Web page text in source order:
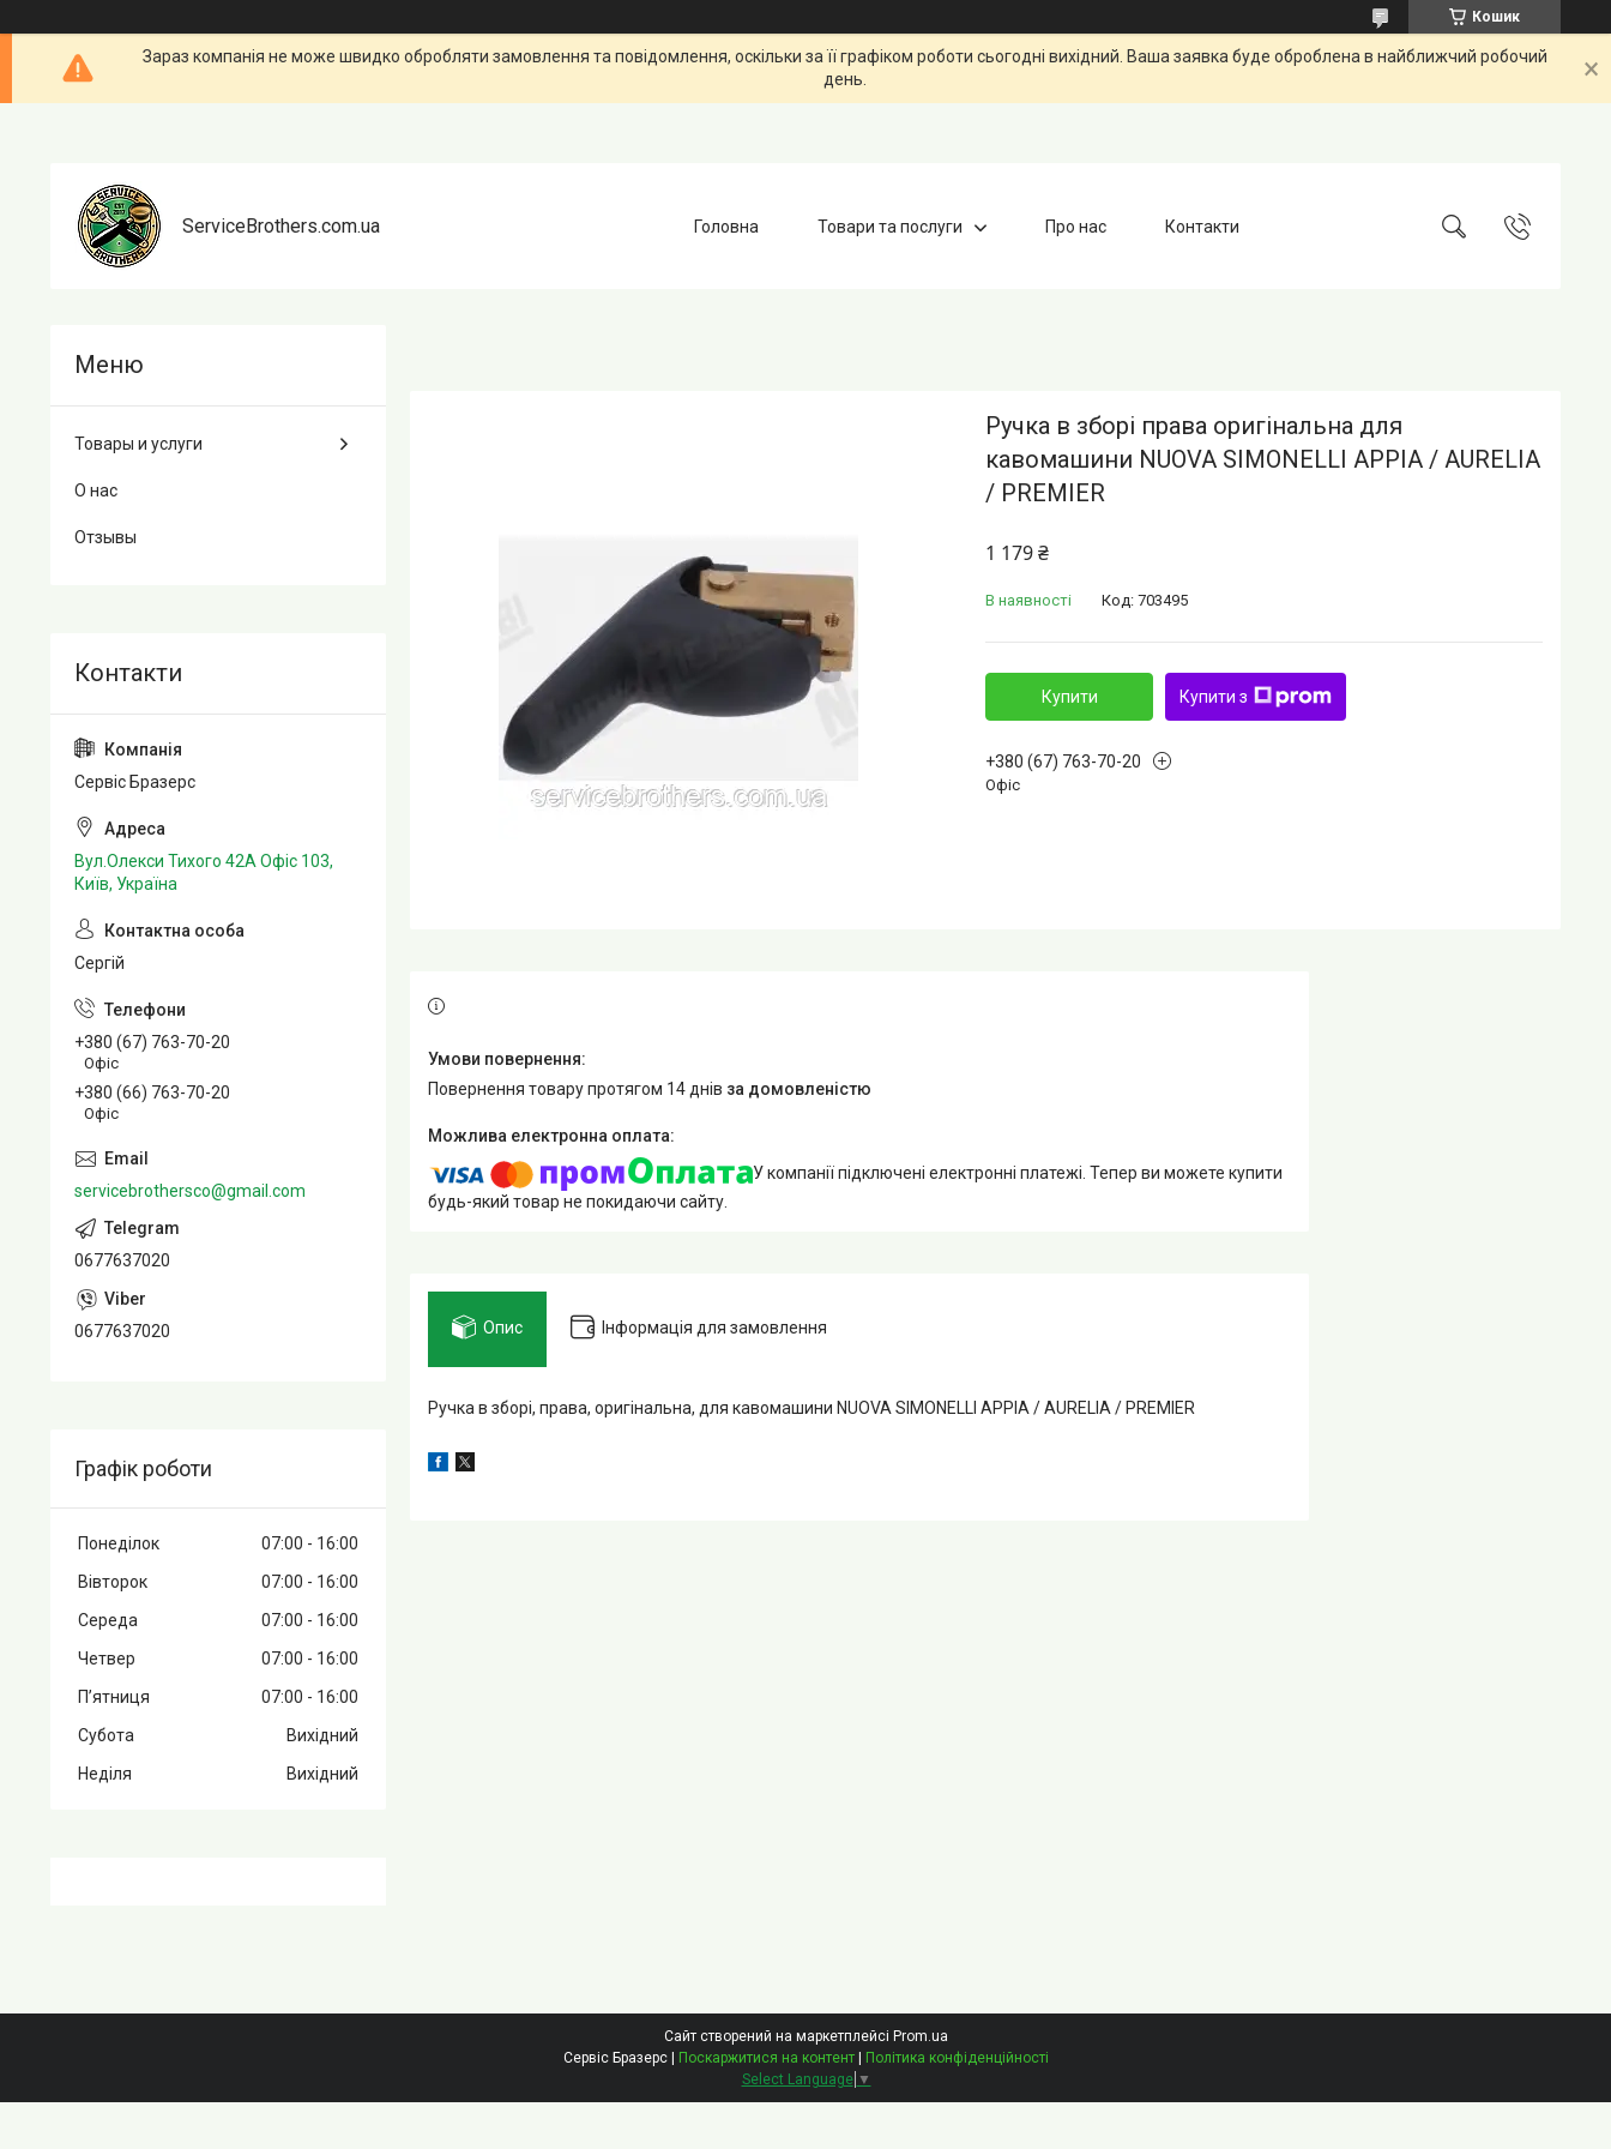
Кошик
Зараз компанія не може швидко обробляти замовлення та повідомлення, оскільки за її графіком роботи сьогодні вихідний. Ваша заявка буде оброблена в найближчий робочий
день.
ServiceBrothers.com.ua Головна Товари та послуги Про нас Контакти
Ручка в зборі права оригінальна для
кавомашини NUOVA SIMONELLI APPIA / AURELIA
/ PREMIER
1 179 ₴
В наявності Код: 703495
Купити Купити з
+380 (67) 763-70-20
Офіс
повернення товару протягом 14 днів за домовленістю
У компанії підключені електронні платежі. Тепер ви можете купити
будь-який товар не покидаючи сайту.
Опис Інформація для замовлення
Ручка в зборі, права, оригінальна, для кавомашини NUOVA SIMONELLI APPIA / AURELIA / PREMIER
Товары и услуги
О нас
Отзывы
Сервіс Бразерс
Вул.Олекси Тихого 42А Офіс 103,
Київ, Україна
Сергій
+380 (67) 763-70-20
Офіс
+380 (66) 763-70-20
Офіс
servicebrothersco@gmail.com
0677637020
0677637020
Графік роботи
Понеділок 07:00
16:00
Вівторок
07:00
16:00
Середа
07:00
16:00
Четвер
07:00
16:00
Пʼятниця
07:00
16:00
Субота
Вихідний
Неділя
Вихідний
Сайт створений на маркетплейсі Prom.ua
Сервіс Бразерс | Поскаржитися на контент | Політика конфіденційності
Select Language ▼